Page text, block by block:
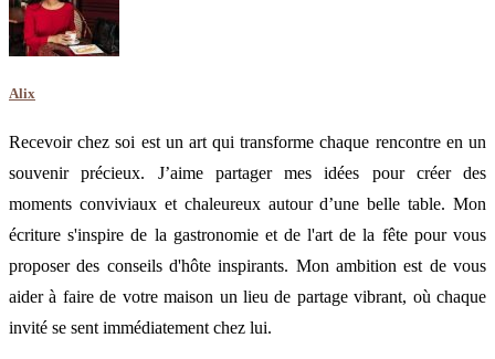
Alix
Recevoir chez soi est un art qui transforme chaque rencontre en un
souvenir précieux. J’aime partager mes idées pour créer des
moments conviviaux et chaleureux autour d’une belle table. Mon
écriture s'inspire de la gastronomie et de l'art de la fête pour vous
proposer des conseils d'hôte inspirants. Mon ambition est de vous
aider à faire de votre maison un lieu de partage vibrant, où chaque
invité se sent immédiatement chez lui.